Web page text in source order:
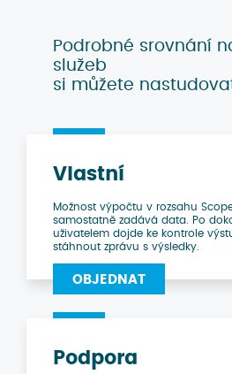
Podrobné srovnání
služeb
si můžete
Vlastní
Možnost výpočtu v rozsahu
samostatně zadává data. Po
uživatelem dojde ke kontrole
stáhnout zprávu s výsledky.
OBJEDNAT
Podpora